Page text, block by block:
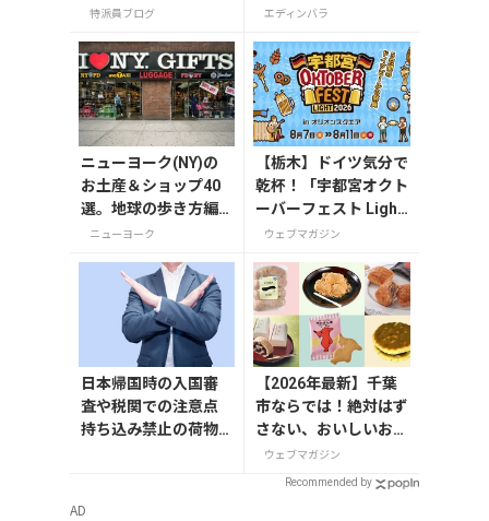
のお土産
特派員ブログ
息づく町を巡る
エディンバラ
ニューヨーク(NY)の
お土産＆ショップ40
選。地球の歩き方編
集者セレクト！
ニューヨーク
【栃木】ドイツ気分で
乾杯！「宇都宮オクト
ーバーフェスト Light
2026」が8月7日から
ウェブマガジン
日本帰国時の入国審
査や税関での注意点
持ち込み禁止の荷物
【2026年最新】千葉
市ならでは！絶対はず
さない、おいしいお土
産10選
ウェブマガジン
Recommended by
AD